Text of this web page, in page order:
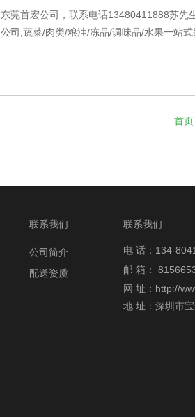
东莞首宏公司，联系电话13480411888苏先
公司,蔬菜/肉类/粮油/冻品/调味品/水果一站式
首页
联系我们
公司简介
配送资质
联系我们
电 话：134-
邮 箱：
网 址：http://
地 址：深圳市